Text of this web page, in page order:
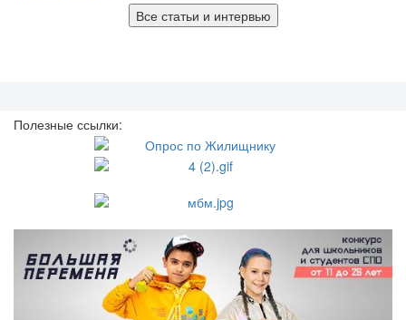
Все статьи и интервью
Полезные ссылки: